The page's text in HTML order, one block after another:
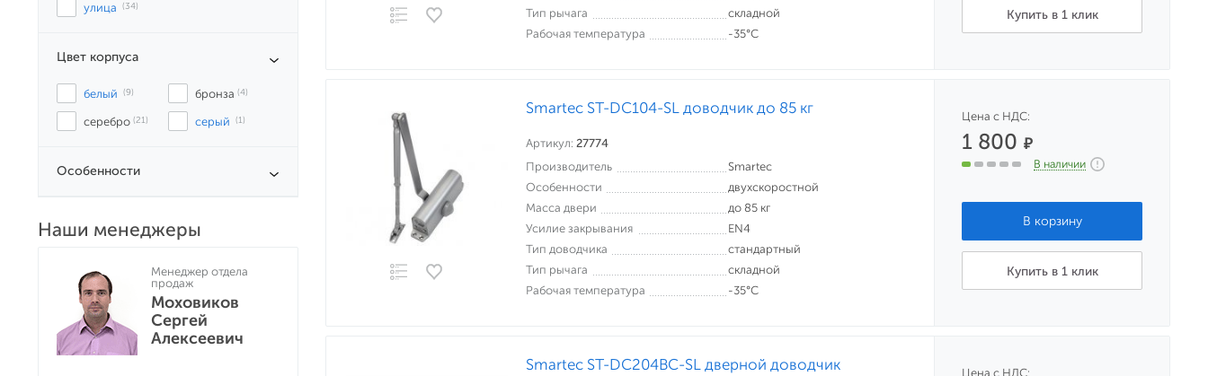
улица (34)
Цвет корпуса
белый (9) бронза (4)
серебро (21) серый (1)
Особенности
Наши менеджеры
Менеджер отдела
продаж
Моховиков
Сергей
Алексеевич
Тип рычага
складной
Рабочая температура
-35°С
Купить в 1 клик
Smartec ST-DC104-SL доводчик до 85 кг
Артикул: 27774
Производитель
Smartec
Особенности
двухскоростной
Масса двери
до 85 кг
Усилие закрывания
EN4
Тип доводчика
стандартный
Тип рычага
складной
Рабочая температура
-35°С
Цена с НДС:
1 800₽
В наличии
Купить в 1 клик
Smartec ST-DC204BC-SL дверной доводчик Цена с НДС: